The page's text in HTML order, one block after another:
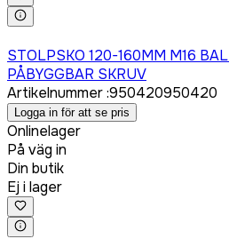
STOLPSKO 120-160MM M16
PÅBYGGBAR SKRUV
Artikelnummer:950420950420
Logga in för att se pris
Onlinelager
På väg in
Din butik
Ej i lager